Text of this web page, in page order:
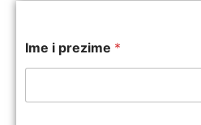
Ime i prezime *